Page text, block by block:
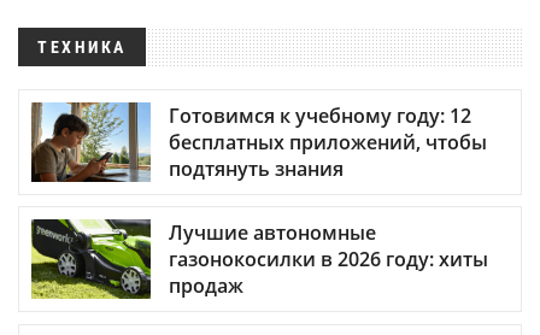
ТЕХНИКА
Готовимся к учебному году: 12
бесплатных приложений, чтобы
подтянуть знания
Лучшие автономные
газонокосилки в 2026 году: хиты
продаж